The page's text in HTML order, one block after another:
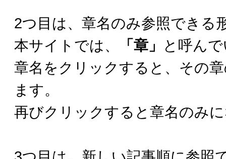
2つ目は、章名のみ参照できる
本サイトでは、
「章」
と呼ん
章名をクリックすると、その
ます。
再びクリックすると章名のみ